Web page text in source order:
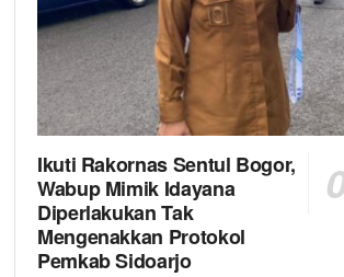
Ikuti Rakornas Sentul Bogor,
Wabup Mimik Idayana
Diperlakukan Tak
Mengenakkan Protokol
Pemkab Sidoarjo